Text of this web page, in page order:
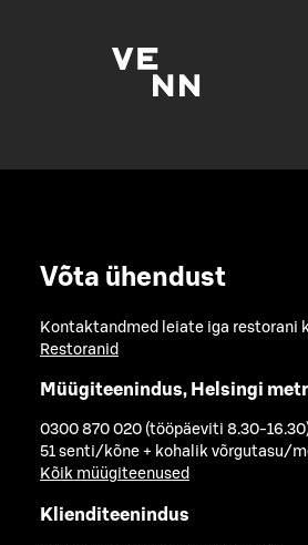
Võta ühendust
Kontaktandmed leiate iga restorani
Restoranid
Müügiteenindus, Helsingi
0300 870 020 (tööpäeviti 8.30-
51 senti/kõne + kohalik võrgutasu/
Kõik müügiteenused
Klienditeenindus